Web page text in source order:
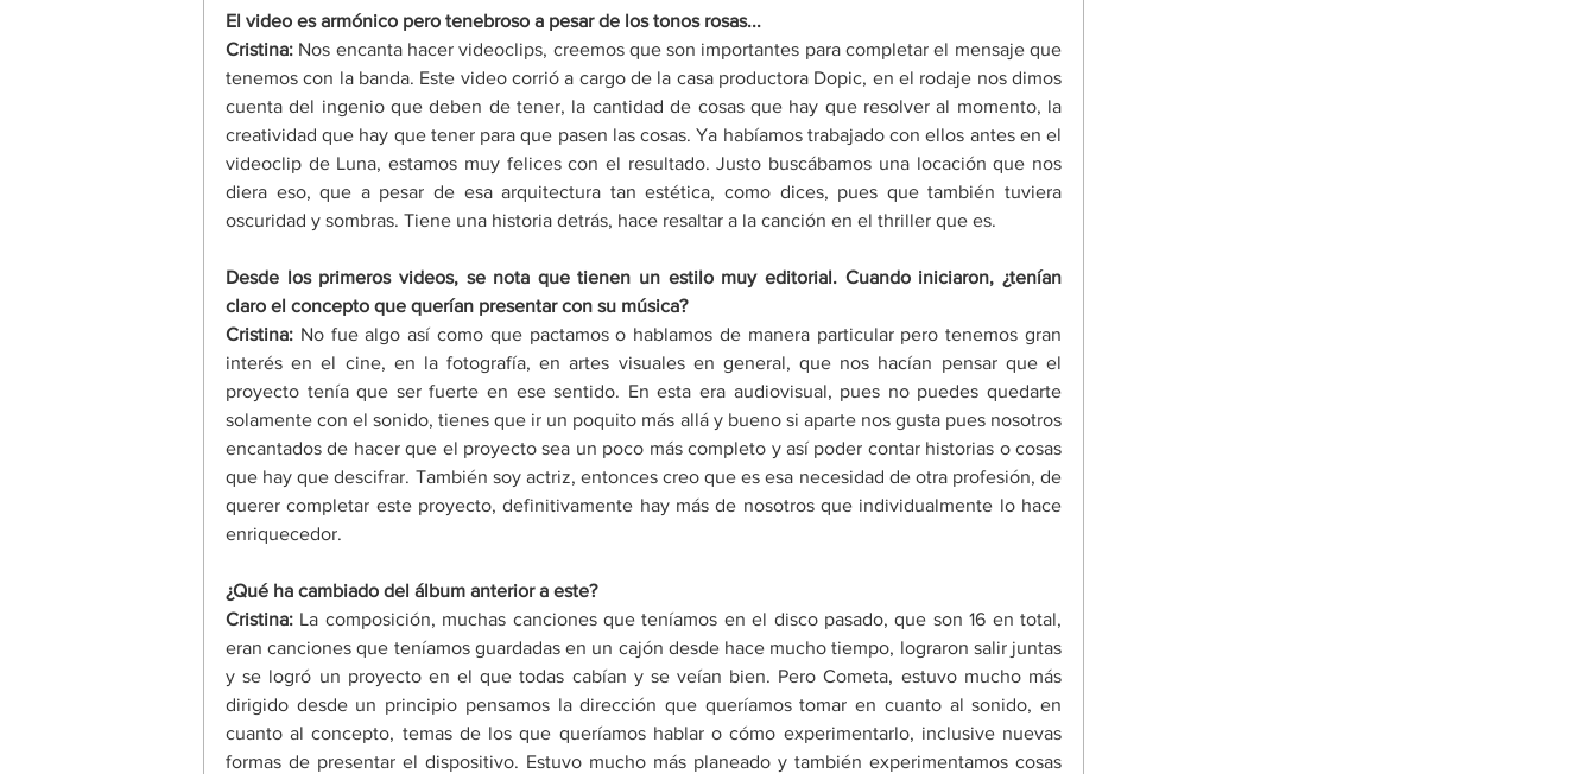
El video es armónico pero tenebroso a pesar de los tonos rosas...
Cristina: Nos encanta hacer videoclips, creemos que son importantes para completar el mensaje que
tenemos con la banda. Este video corrió a cargo de la casa productora Dopic, en el rodaje nos dimos
cuenta del ingenio que deben de tener, la cantidad de cosas que hay que resolver al momento, la
creatividad que hay que tener para que pasen las cosas. Ya habíamos trabajado con ellos antes en el
videoclip de Luna, estamos muy felices con el resultado. Justo buscábamos una locación que nos
diera eso, que a pesar de esa arquitectura tan estética, como dices, pues que también tuviera
oscuridad y sombras. Tiene una historia detrás, hace resaltar a la canción en el thriller que es.
Desde los primeros videos, se nota que tienen un estilo muy editorial. Cuando iniciaron, ¿tenían
claro el concepto que querían presentar con su música?
Cristina: No fue algo así como que pactamos o hablamos de manera particular pero tenemos gran
interés en el cine, en la fotografía, en artes visuales en general, que nos hacían pensar que el
proyecto tenía que ser fuerte en ese sentido. En esta era audiovisual, pues no puedes quedarte
solamente con el sonido, tienes que ir un poquito más allá y bueno si aparte nos gusta pues nosotros
encantados de hacer que el proyecto sea un poco más completo y así poder contar historias o cosas
que hay que descifrar. También soy actriz, entonces creo que es esa necesidad de otra profesión, de
querer completar este proyecto, definitivamente hay más de nosotros que individualmente lo hace
enriquecedor.
¿Qué ha cambiado del álbum anterior a este?
Cristina: La composición, muchas canciones que teníamos en el disco pasado, que son 16 en total,
eran canciones que teníamos guardadas en un cajón desde hace mucho tiempo, lograron salir juntas
y se logró un proyecto en el que todas cabían y se veían bien. Pero Cometa, estuvo mucho más
dirigido desde un principio pensamos la dirección que queríamos tomar en cuanto al sonido, en
cuanto al concepto, temas de los que queríamos hablar o cómo experimentarlo, inclusive nuevas
formas de presentar el dispositivo. Estuvo mucho más planeado y también experimentamos cosas